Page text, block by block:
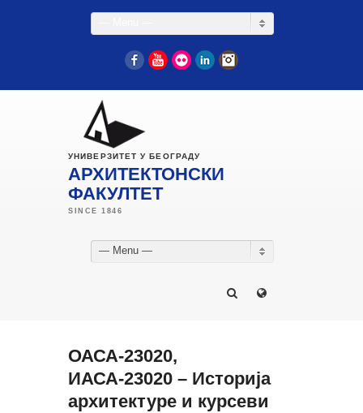
FacebookYouTube
Flickr LinkedIn
УНИВЕРЗИТЕТ У БЕОГРАДУ
АРХИТЕКТОНСКИ
ФАКУЛТЕТ
— Menu —
ОАСА-23020,
ИАСА-23020 – Историја
архитектуре и курсеви